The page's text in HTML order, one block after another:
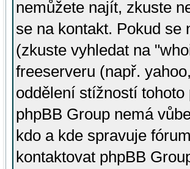
nemůžete najít, zkuste
se na kontakt. Pokud se
(zkuste vyhledat na
freeserveru (např.
oddělení stížností
phpBB Group nemá
kdo a kde spravuje
kontaktovat phpBB